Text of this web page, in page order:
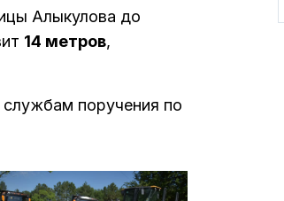
Алыкулова до
14 метров,
поручения по